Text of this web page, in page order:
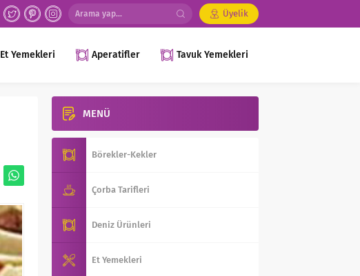
Üyelik
Et Yemekleri Aperatifler Tavuk Yemekleri
MENÜ
Börekler-Kekler
Çorba Tarifleri
Deniz Ürünleri
Et Yemekleri